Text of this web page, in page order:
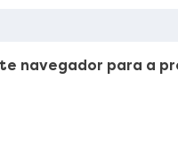
navegador para a